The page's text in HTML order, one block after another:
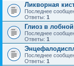
Ликворная
Последнее
Ответы: 1
Глиоз в
Последнее
Ответы: 1
Последнее
Ответы: 1